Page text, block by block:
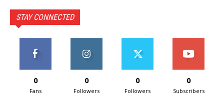
STAY CONNECTED
0
Fans
0
Followers
0
Followers
0
Subscribers